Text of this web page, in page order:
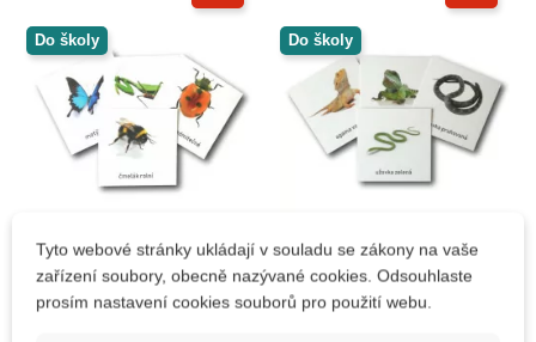
Do školy
Na dotaz
Třísložkové karty -
Do školy
Skladem
Třísložkové karty -
Hadi a ještěři
Tyto webové stránky ukládají v souladu se zákony na vaše
zařízení soubory, obecně nazývané cookies. Odsouhlaste
prosím nastavení cookies souborů pro použití webu.